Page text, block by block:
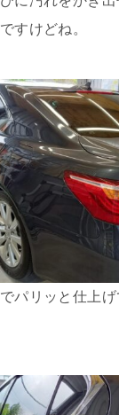
すけどね。
パリッと仕上